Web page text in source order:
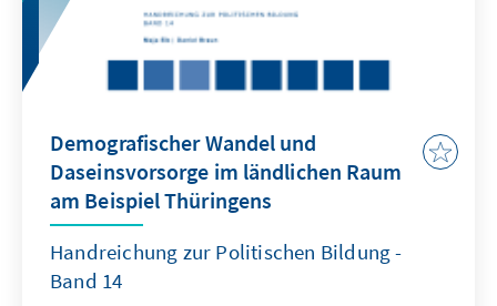
Demografischer Wandel und
Daseinsvorsorge im ländlichen Raum
am Beispiel Thüringens
Handreichung zur Politischen Bildung -
Band 14